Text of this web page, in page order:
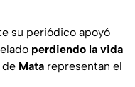
su periódico apoyó
perdiendo la vida
de Mata representan el